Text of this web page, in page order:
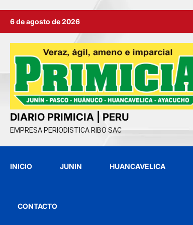
6 de agosto de 2026
DIARIO PRIMICIA | PERU
EMPRESA PERIODISTICA RIBO SAC
INICIO JUNIN HUANCAVELICA
CONTACTO